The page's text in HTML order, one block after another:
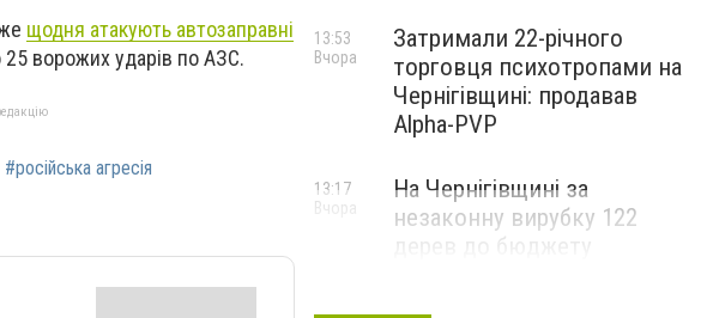
щодня атакують автозаправні
ворожих ударів по АЗС.
#російська агресія
Затримали 22-річного
торговця психотропами на
Чернігівщині: продавав
Alpha-PVP
13:53
Вчора
На Чернігівщині за
незаконну вирубку 122
дерев до бюджету
13:17
Вчора